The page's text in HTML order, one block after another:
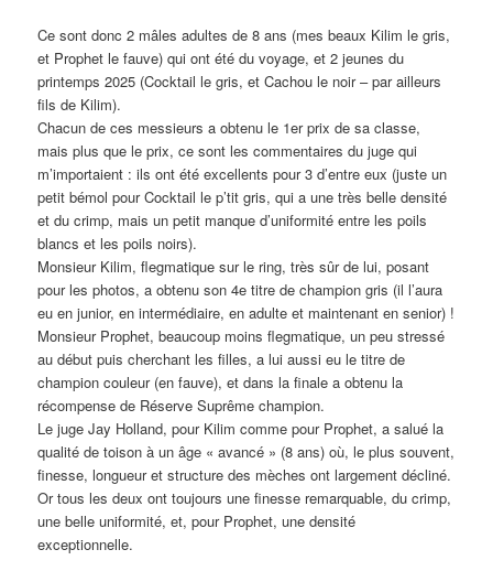
Ce sont donc 2 mâles adultes de 8 ans (mes beaux Kilim le gris,
et Prophet le fauve) qui ont été du voyage, et 2 jeunes du
printemps 2025 (Cocktail le gris, et Cachou le noir – par ailleurs
fils de Kilim).
Chacun de ces messieurs a obtenu le 1er prix de sa classe,
mais plus que le prix, ce sont les commentaires du juge qui
m’importaient : ils ont été excellents pour 3 d’entre eux (juste un
petit bémol pour Cocktail le p’tit gris, qui a une très belle densité
et du crimp, mais un petit manque d’uniformité entre les poils
blancs et les poils noirs).
Monsieur Kilim, flegmatique sur le ring, très sûr de lui, posant
pour les photos, a obtenu son 4e titre de champion gris (il l’aura
eu en junior, en intermédiaire, en adulte et maintenant en senior) !
Monsieur Prophet, beaucoup moins flegmatique, un peu stressé
au début puis cherchant les filles, a lui aussi eu le titre de
champion couleur (en fauve), et dans la finale a obtenu la
récompense de Réserve Suprême champion.
Le juge Jay Holland, pour Kilim comme pour Prophet, a salué la
qualité de toison à un âge « avancé » (8 ans) où, le plus souvent,
finesse, longueur et structure des mèches ont largement décliné.
Or tous les deux ont toujours une finesse remarquable, du crimp,
une belle uniformité, et, pour Prophet, une densité
exceptionnelle.